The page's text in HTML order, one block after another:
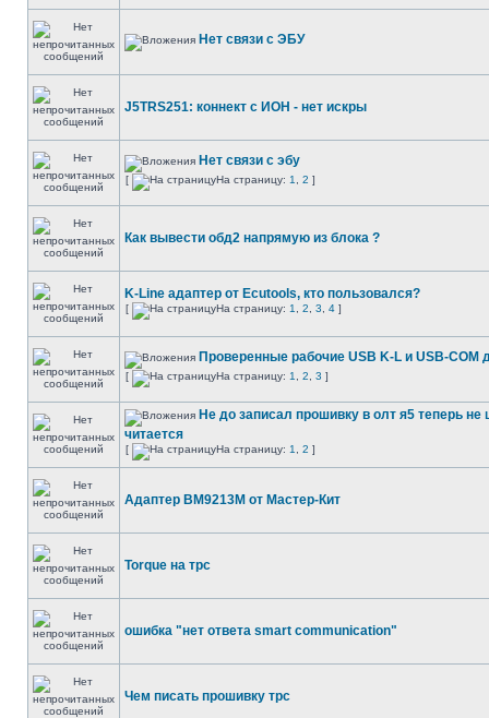
Нет связи с ЭБУ
J5TRS251: коннект с ИОН - нет искры
Нет связи с эбу
[ На страницу: 1 2 ]
Как вывести обд2 напрямую из блока ?
K-Line адаптер от Ecutools, кто пользовался?
[ На страницу: 1 2 3 4 ]
Проверенные рабочие USB K-L и USB-COM
[ На страницу: 1 2 3 ]
Не до записал прошивку в олт я5 теперь не
читается
[ На страницу: 1 2 ]
Адаптер BM9213M от Мастер-Кит
Torque на трс
ошибка "нет ответа smart communication"
Чем писать прошивку трс